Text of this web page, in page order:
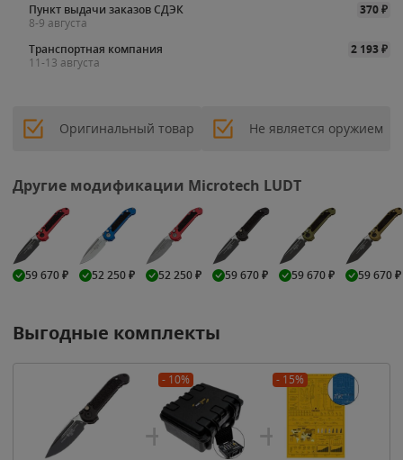
Пункт выдачи заказов СДЭК
370₽
8-9 августа
Транспортная компания
2 193₽
11-13 августа
Оригинальный товар Не является оружием
Другие модификации Microtech LUDT
59 670₽ 52 250₽ 52 250₽ 59 670₽ 59 670₽ 59 670₽
Выгодные комплекты
- 10% - 15%